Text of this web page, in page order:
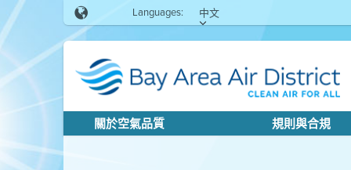
Languages: 中文
關於空氣品質 規則與合規